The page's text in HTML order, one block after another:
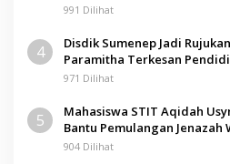
991 Dilihat
4
Disdik Sumenep Jadi
Paramitha Terkesan
971 Dilihat
5
Mahasiswa STIT Aqidah
Bantu Pemulangan Jenazah
904 Dilihat